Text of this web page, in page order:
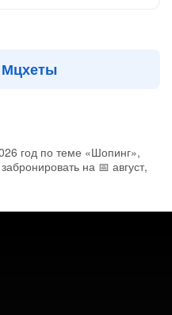
год по теме «Шопинг»,
на 📅 август,